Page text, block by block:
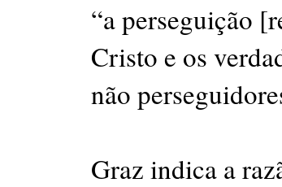
“a perseguição
Cristo e os
não
Graz indica a